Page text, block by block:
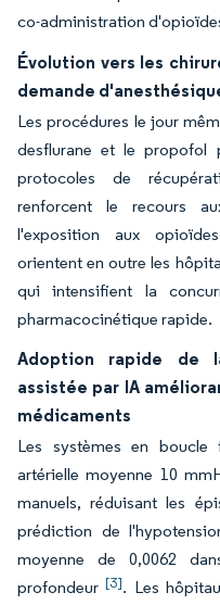
co-administration
Évolution vers les
demande
Les procédures le jour
desflurane et le propofol
protocoles de
renforcent le recours
l'exposition aux
orientent en outre les
qui intensifient la
pharmacocinétique rapide.
Adoption rapide de
assistée par IA
médicaments
Les systèmes en boucle
artérielle moyenne 10
manuels, réduisant les
prédiction de
moyenne de 0,0062
profondeur[3]. Les